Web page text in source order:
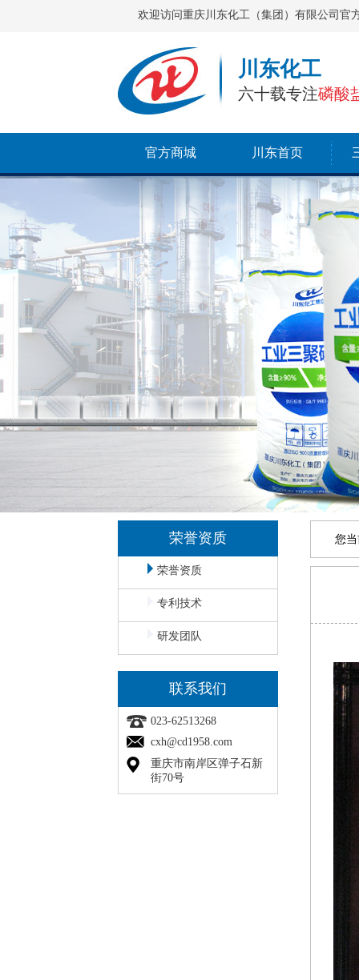
欢迎访问重庆川东化工（集团）有限公司官
川东化工
六十载专注磷酸
官方商城 川东首页
荣誉资质
荣誉资质
专利技术
研发团队
联系我们
023-62513268
cxh@cd1958.com
重庆市南岸区弹子石新
街70号
您